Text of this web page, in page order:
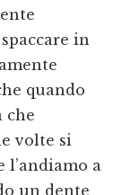
in
quando
che
volte si
a
un dente